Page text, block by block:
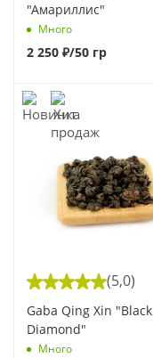
"Амариллис"
Много
2 250 ₽/50 гр
(5,0)
Gaba Qing Xin "Black
Diamond"
Много